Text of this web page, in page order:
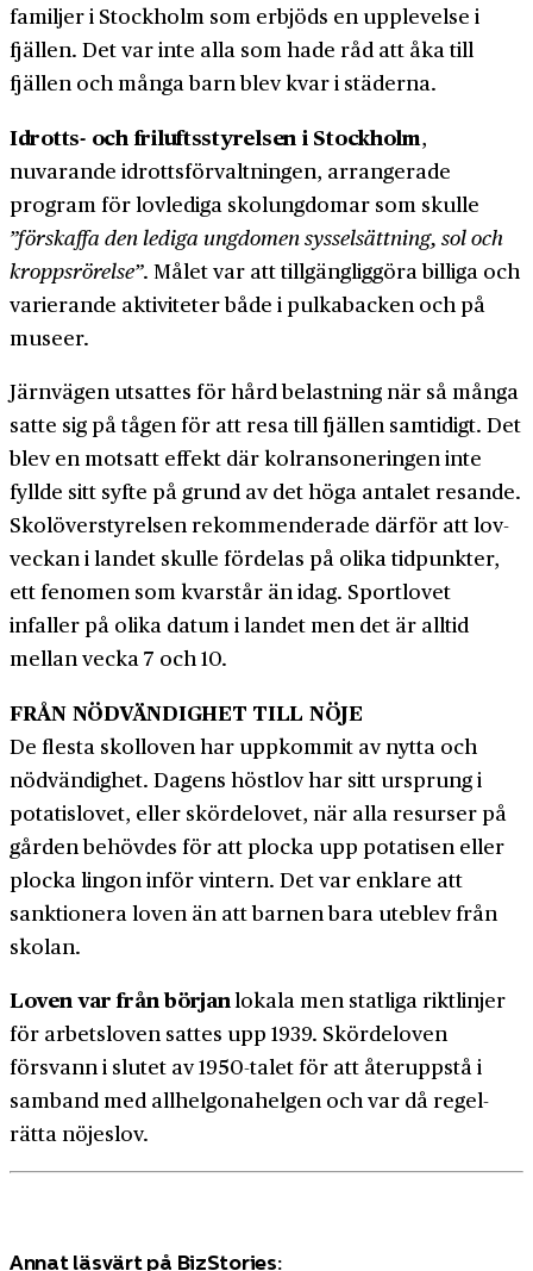
familjer i Stockholm som erbjöds en upplevelse i
fjällen. Det var inte alla som hade råd att åka till
fjällen och många barn blev kvar i städerna.
Idrotts- och friluftsstyrelsen i Stockholm,
nuvarande idrotts­förvaltningen, arrangerade
program för lovlediga skol­ungdomar som skulle
”förskaffa den lediga ungdomen sysselsättning, sol och
kropps­rörelse”. Målet var att tillgängliggöra billiga och
varierande aktiviteter både i pulka­backen och på
museer.
Järnvägen utsattes för hård belastning när så många
satte sig på tågen för att resa till fjällen samtidigt. Det
blev en motsatt effekt där kol­ransoneringen inte
fyllde sitt syfte på grund av det höga antalet resande.
Skol­över­styrelsen rekommenderade därför att lov­
veckan i landet skulle fördelas på olika tidpunkter,
ett fenomen som kvarstår än idag. Sportlovet
infaller på olika datum i landet men det är alltid
mellan vecka 7 och 10.
FRÅN NÖDVÄNDIGHET TILL NÖJE
De flesta skolloven har uppkommit av nytta och
nödvändighet. Dagens höstlov har sitt ursprung i
potatis­lovet, eller skördelovet, när alla resurser på
gården behövdes för att plocka upp potatisen eller
plocka lingon inför vintern. Det var enklare att
sanktionera loven än att barnen bara uteblev från
skolan.
Loven var från börjanlokala men statliga riktlinjer
för arbets­loven sattes upp 1939. Skörde­loven
försvann i slutet av 1950-talet för att återuppstå i
samband med allhelgonahe­lgen och var då regel­
rätta nöjeslov.
Annat läsvärt på BizStories: